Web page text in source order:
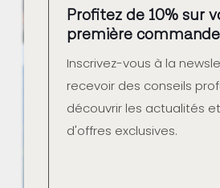
Arménie
Profitez de 10% sur
première commande
Inscrivez-vous à la
recevoir des conseils
découvrir les actualités
d'offres exclusives.